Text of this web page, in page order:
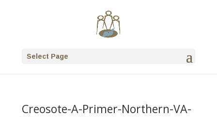
Select Page
Creosote-A-Primer-Northern-VA-